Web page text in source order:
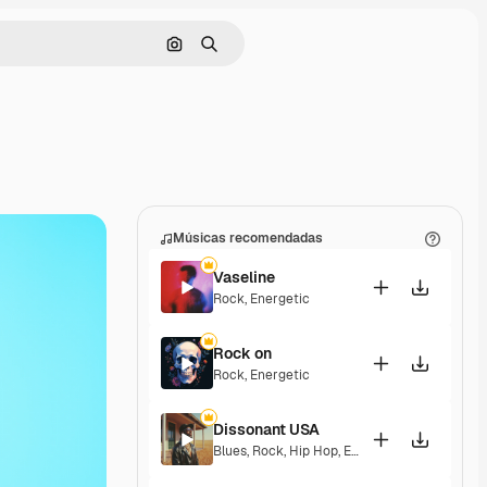
Pesquisar por imagem
Buscar
Músicas recomendadas
Vaseline
Rock, Energetic
Rock on
Rock, Energetic
Dissonant USA
Blues, Rock, Hip Hop, Epic Energetic